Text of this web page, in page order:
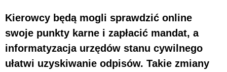
Kierowcy będą mogli sprawdzić online
swoje punkty karne i zapłacić mandat, a
informatyzacja urzędów stanu cywilnego
ułatwi uzyskiwanie odpisów. Takie zmiany